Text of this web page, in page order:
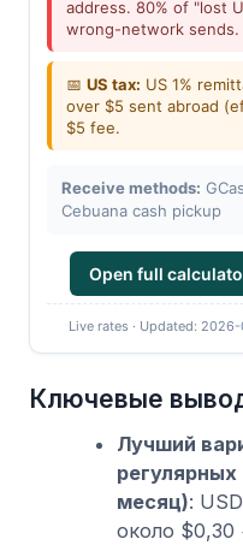
address. 80% of "lost
wrong-network sends.
📅 US tax: US 1%
over $5 sent abroad
$5 fee.
Receive methods:
Cebuana cash pickup
Open full
Live rates · Updated:
Ключевые
Лучший
месяц):
около $0,30